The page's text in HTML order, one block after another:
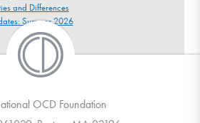
and Differences
Summer 2026
OCD Foundation